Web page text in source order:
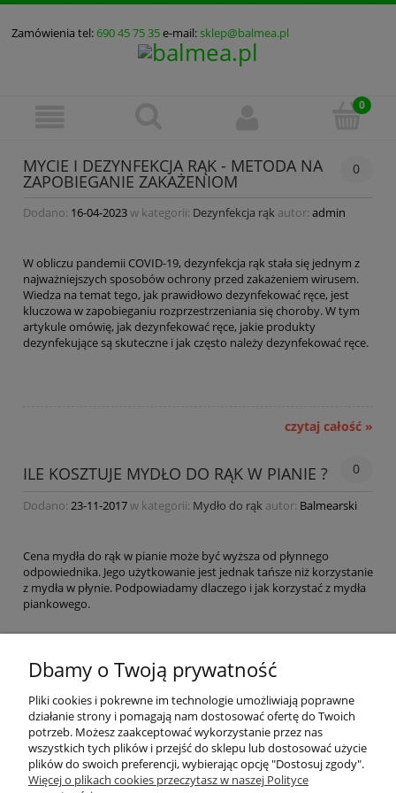
Zamówienia tel:690 45 75 35e-mail:sklep@balmea.pl
MYCIE I DEZYNFEKCJA RĄK - METODA NA
ZAPOBIEGANIE ZAKAŻENIOM
0
Dodano: 16-04-2023w kategorii: Dezynfekcja rąk autor: admin
W obliczu pandemii COVID-19, dezynfekcja rąk stała się jednym z
najważniejszych sposobów ochrony przed zakażeniem wirusem.
Wiedza na temat tego, jak prawidłowo dezynfekować ręce, jest
kluczowa w zapobieganiu rozprzestrzeniania się choroby. W tym
artykule omówię, jak dezynfekować ręce, jakie produkty
dezynfekujące są skuteczne i jak często należy dezynfekować ręce.
czytaj całość »
ILE KOSZTUJE MYDŁO DO RĄK W PIANIE ? 0
Dodano: 23-11-2017w kategorii: Mydło do rąk autor: Balmearski
Cena mydła do rąk w pianie może być wyższa od płynnego
odpowiednika. Jego użytkowanie jest jednak tańsze niż korzystanie
z mydła w płynie. Podpowiadamy dlaczego i jak korzystać z mydła
piankowego.
Płatności i dostawa
Kolekcje
Dbamy o Twoją prywatność
Pliki cookies i pokrewne im technologie umożliwiają poprawne
działanie strony i pomagają nam dostosować ofertę do Twoich
potrzeb. Możesz zaakceptować wykorzystanie przez nas
wszystkich tych plików i przejść do sklepu lub dostosować użycie
plików do swoich preferencji, wybierając opcję "Dostosuj zgody".
Więcej o plikach cookies przeczytasz w naszej Polityce